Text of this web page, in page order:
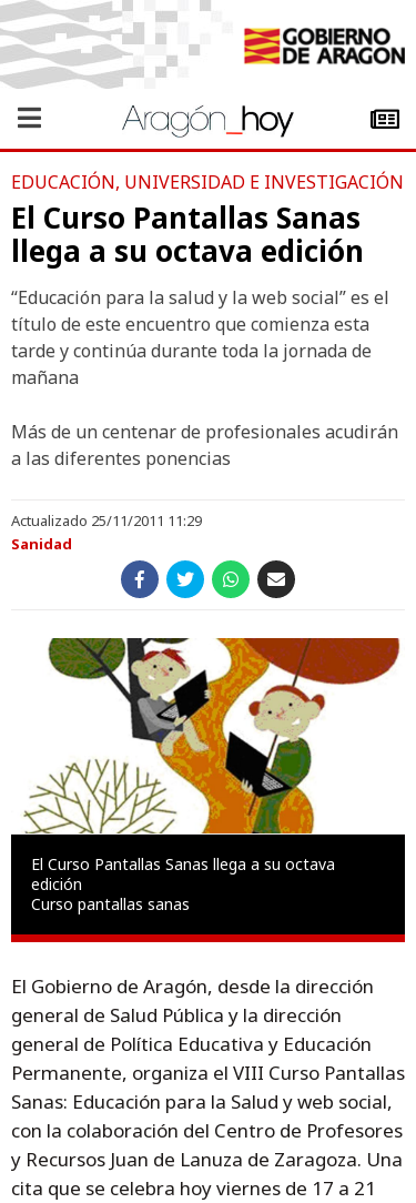
EDUCACIÓN, UNIVERSIDAD E INVESTIGACIÓN
El Curso Pantallas Sanas
llega a su octava edición
“Educación para la salud y la web social” es el
título de este encuentro que comienza esta
tarde y continúa durante toda la jornada de
mañana
Más de un centenar de profesionales acudirán
a las diferentes ponencias
Actualizado 25/11/2011 11:29
Sanidad
El Curso Pantallas Sanas llega a su octava
edición
Curso pantallas sanas
El Gobierno de Aragón, desde la dirección
general de Salud Pública y la dirección
general de Política Educativa y Educación
Permanente, organiza el VIII Curso Pantallas
Sanas: Educación para la Salud y web social,
con la colaboración del Centro de Profesores
y Recursos Juan de Lanuza de Zaragoza. Una
cita que se celebra hoy viernes de 17 a 21